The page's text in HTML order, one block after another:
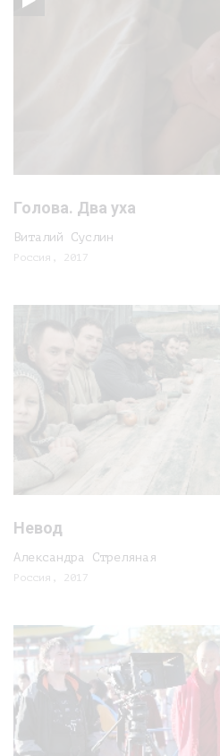
Голова. Два уха
Виталий Суслин
Россия, 2017
Невод
Александра Стреляная
Россия, 2017